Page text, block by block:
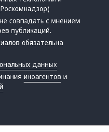
совпадать с мнением
публикаций.
обязательна
данных
иноагентов и